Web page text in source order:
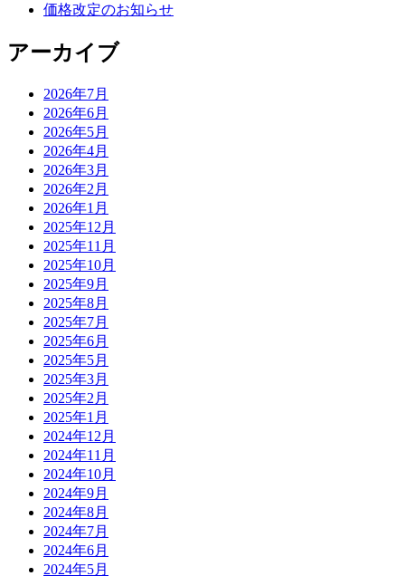
価格改定のお知らせ
アーカイブ
2026年7月
2026年6月
2026年5月
2026年4月
2026年3月
2026年2月
2026年1月
2025年12月
2025年11月
2025年10月
2025年9月
2025年8月
2025年7月
2025年6月
2025年5月
2025年3月
2025年2月
2025年1月
2024年12月
2024年11月
2024年10月
2024年9月
2024年8月
2024年7月
2024年6月
2024年5月